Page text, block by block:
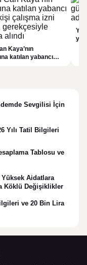
Kaya’nın
katılan yabancı
Sevgilisi İçin
Yılı Tatil Bilgileri
Tablosu ve
Aidatlara
Köklü Değişiklikler
ve 20 Bin Lira